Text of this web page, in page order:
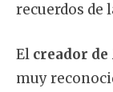
recuerdos de
El creador
muy